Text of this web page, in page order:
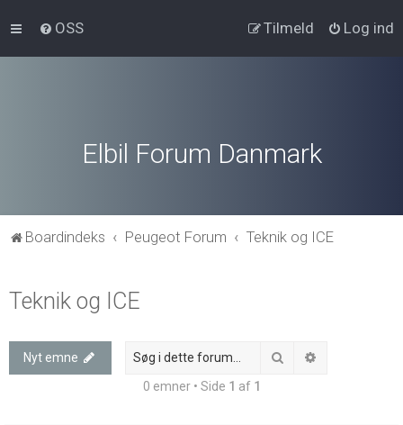
OSS Log ind
Tilmeld
Elbil Forum Danmark
Boardindeks Peugeot Forum Teknik og ICE
Teknik og ICE
Nyt emne Søg
0 emner • Side 1 af 1